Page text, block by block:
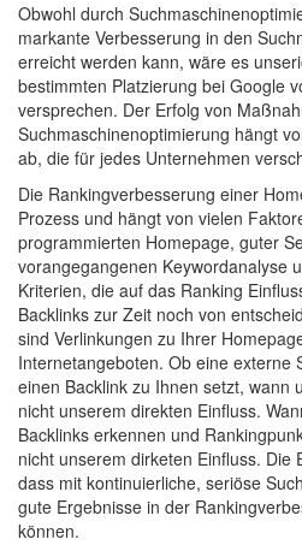
Obwohl durch
markante Verbesserung in den
erreicht werden kann, wäre es
bestimmten Platzierung bei Google
versprechen. Der Erfolg von
Suchmaschinenoptimierung hängt
ab, die für jedes Unternehmen
Die Rankingverbesserung einer
Prozess und hängt von vielen
programmierten Homepage, guter
vorangegangenen Keywordanalyse
Kriterien, die auf das Ranking
Backlinks zur Zeit noch von
sind Verlinkungen zu Ihrer
Internetangeboten. Ob eine externe
einen Backlink zu Ihnen setzt, wann
nicht unserem direkten Einfluss.
Backlinks erkennen und
nicht unserem dirketen Einfluss. Die
dass mit kontinuierliche, seriöse
gute Ergebnisse in der
können.